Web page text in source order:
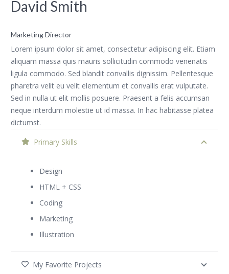
David Smith
Marketing Director
Lorem ipsum dolor sit amet, consectetur adipiscing elit. Etiam
aliquam massa quis mauris sollicitudin commodo venenatis
ligula commodo. Sed blandit convallis dignissim. Pellentesque
pharetra velit eu velit elementum et convallis erat vulputate.
Sed in nulla ut elit mollis posuere. Praesent a felis accumsan
neque interdum molestie ut id massa. In hac habitasse platea
dictumst.
Primary Skills
Design
HTML + CSS
Coding
Marketing
Illustration
My Favorite Projects